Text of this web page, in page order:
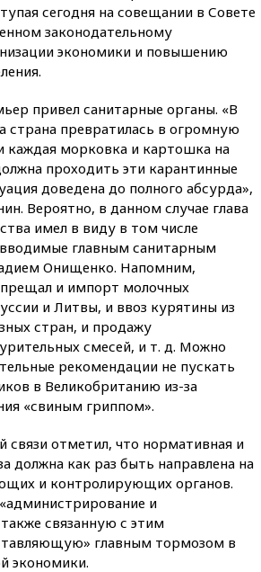
сегодня на совещании в Совете
законодательному
экономики и повышению
привел санитарные органы. «В
страна превратилась в огромную
каждая морковка и картошка на
проходить эти карантинные
доведена до полного абсурда»,
Вероятно, в данном случае глава
имел в виду в том числе
главным санитарным
Онищенко. Напомним,
и импорт молочных
и Литвы, и ввоз курятины из
стран, и продажу
смесей, и т. д. Можно
рекомендации не пускать
в Великобританию из-за
«свиным гриппом».
связи отметил, что нормативная и
должна как раз быть направлена на
и контролирующих органов.
и
связанную с этим
главным тормозом в
экономики.